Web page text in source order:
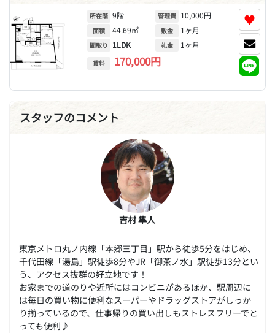
所在階 9階
面積 44.69㎡
間取り 1LDK
賃料 170,000円
管理費 10,000円
敷金 1ヶ月
礼金 1ヶ月
♥
スタッフのコメント
吉村 隼人
東京メトロ丸ノ内線「本郷三丁目」駅から徒歩5分をはじめ、
千代田線「湯島」駅徒歩8分やJR「御茶ノ水」駅徒歩13分とい
う、アクセス抜群の好立地です！
お家までの道のりや近所にはコンビニがあるほか、駅周辺に
は毎日の買い物に便利なスーパーやドラッグストアがしっか
り揃っているので、仕事帰りの買い出しもストレスフリーでと
っても便利♪